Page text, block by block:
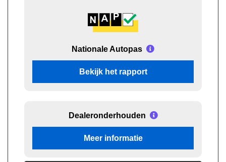
Nationale Autopas
Bekijk het rapport
Dealeronderhouden
Meer informatie